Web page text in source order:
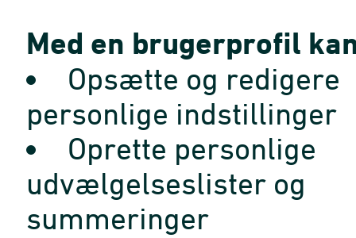
Med en brugerprofil
Opsætte og redigere
personlige indstillinger
Oprette personlige
udvælgelseslister og
summeringer